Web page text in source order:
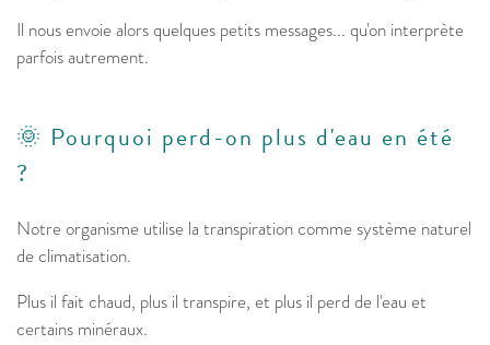
Il nous envoie alors quelques petits messages... qu'on interprète
parfois autrement.
🌞 Pourquoi perd-on plus d'eau en été
?
Notre organisme utilise la transpiration comme système naturel
de climatisation.
Plus il fait chaud, plus il transpire, et plus il perd de l'eau et
certains minéraux.